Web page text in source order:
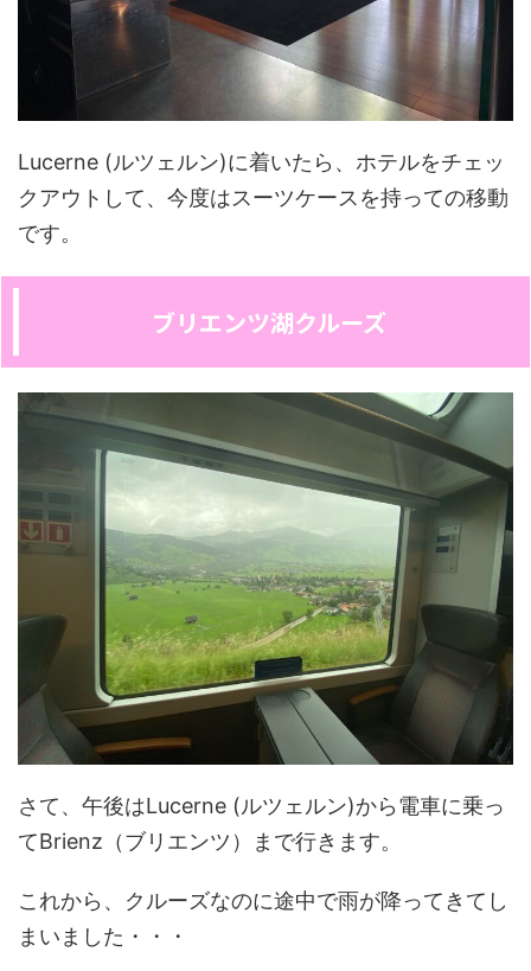
Lucerne (ルツェルン)に着いたら、ホテルをチェッ
クアウトして、今度はスーツケースを持っての移動
です。
ブリエンツ湖クルーズ
さて、午後はLucerne (ルツェルン)から電車に乗っ
てBrienz（ブリエンツ）まで行きます。
これから、クルーズなのに途中で雨が降ってきてし
まいました・・・